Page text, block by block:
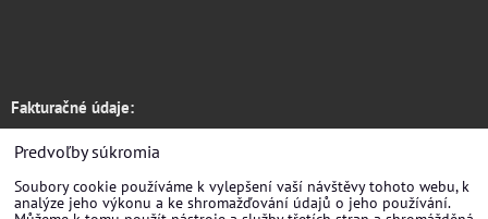
Fakturačné údaje:
Hadice RONDO s.r.o.
Žirovnická 3133/6
Predvoľby súkromia
Soubory cookie používáme k vylepšení vaší návštěvy tohoto webu, k
analýze jeho výkonu a ke shromažďování údajů o jeho používání.